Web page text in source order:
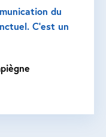
du
C’est un